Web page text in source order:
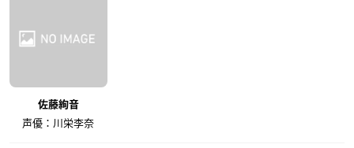
佐藤絢音
声優：川栄李奈